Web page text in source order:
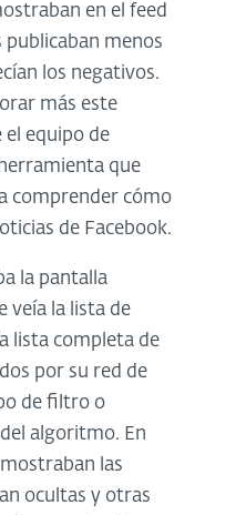
en el feed
publicaban menos
los negativos.
más este
equipo de
que
comprender cómo
de Facebook.
la pantalla
veía la lista de
lista completa de
por su red de
de filtro o
algoritmo. En
las
ocultas y otras